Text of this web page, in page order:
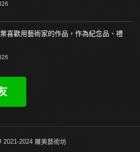
喜歡用藝術家的作品，作為紀念品、禮
2021-2024 羅美藝術坊